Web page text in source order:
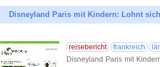
Disneyland Paris mit Kindern: Lohnt
reisebericht frankreich
Disneyland Paris mit